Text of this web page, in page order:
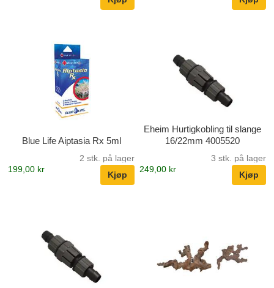
Blue Life Aiptasia Rx 5ml
2 stk. på lager
199,00 kr
Eheim Hurtigkobling til slange
16/22mm 4005520
3 stk. på lager
249,00 kr